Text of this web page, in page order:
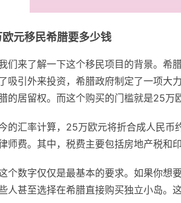
元移民希腊要多少钱
们来了解一下这个移民项目的背景。希
吸引外来投资，希腊政府制定了一项大
的居留权。而这个购买的门槛就是25万
的汇率计算，25万欧元将折合成人民币
师费。其中，税费主要包括房地产税和
个数字仅仅是最基本的要求。如果你想
人甚至选择在希腊直接购买独立小岛。